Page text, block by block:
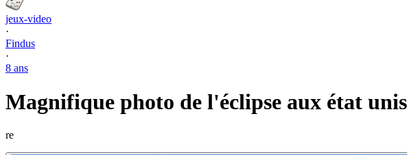
jeux-video
·
Findus
·
8 ans
Magnifique photo de l'éclipse aux état unis
re